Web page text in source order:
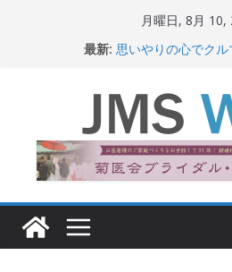
ッ
月曜日, 8月 10,
最新: 思いやりの心でク
関東大震災から100
新生ニッポン！